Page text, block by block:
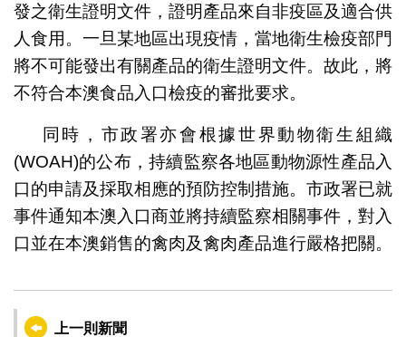
發之衛生證明文件，證明產品來自非疫區及適合供
人食用。一旦某地區出現疫情，當地衛生檢疫部門
將不可能發出有關產品的衛生證明文件。故此，將
不符合本澳食品入口檢疫的審批要求。
同時，市政署亦會根據世界動物衛生組織
(WOAH)的公布，持續監察各地區動物源性產品入
口的申請及採取相應的預防控制措施。市政署已就
事件通知本澳入口商並將持續監察相關事件，對入
口並在本澳銷售的禽肉及禽肉產品進行嚴格把關。
上一則新聞